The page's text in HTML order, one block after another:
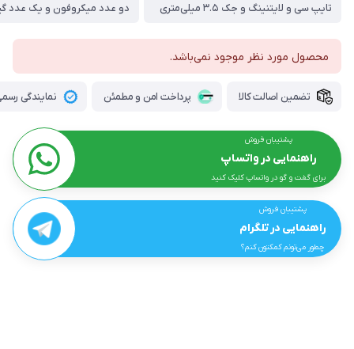
تایپ سی و لایتنینگ و جک ۳.۵ میلی‌متری
دو عدد میکروفون و یک عدد
محصول مورد نظر موجود نمی‌باشد.
تضمین اصالت کالا پرداخت امن و مطمئن نمایندگی
پشتیبان فروش
راهنمایی در واتساپ
برای گفت و گو در واتساپ کلیک کنید
پشتیبان فروش
راهنمایی در تلگرام
چطور می‌تونم کمکتون کنم؟